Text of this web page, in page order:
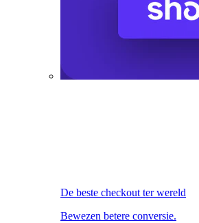
De beste checkout ter wereld
Bewezen betere conversie.